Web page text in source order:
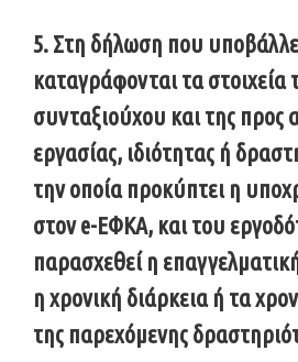
5. Στη δήλωση που
καταγράφονται τα στοιχεία
συνταξιούχου και της προς
εργασίας, ιδιότητας ή
την οποία προκύπτει η
στον e-ΕΦΚΑ, και του
παρασχεθεί η
η χρονική διάρκεια ή τα
της παρεχόμενης